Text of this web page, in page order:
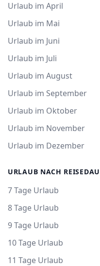
Urlaub im April
Urlaub im Mai
Urlaub im Juni
Urlaub im Juli
Urlaub im August
Urlaub im September
Urlaub im Oktober
Urlaub im November
Urlaub im Dezember
URLAUB NACH
7 Tage Urlaub
8 Tage Urlaub
9 Tage Urlaub
10 Tage Urlaub
11 Tage Urlaub